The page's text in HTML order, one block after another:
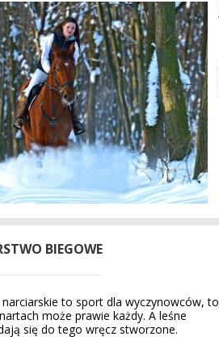
BIEGOWE
narciarskie to sport dla wyczynowców, to
może prawie każdy. A leśne
się do tego wręcz stworzone.